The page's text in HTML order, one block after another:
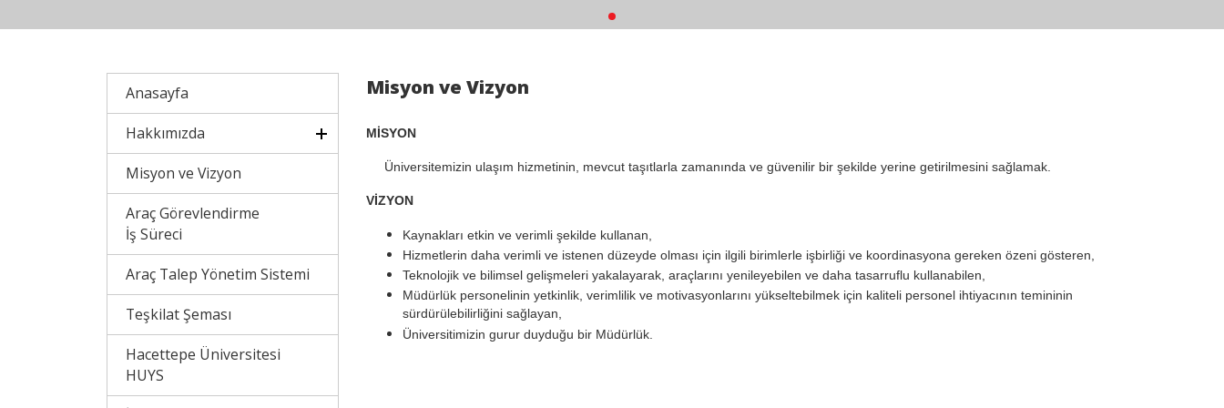
Anasayfa
Hakkımızda
Misyon ve Vizyon
Araç Görevlendirme
İş Süreci
Araç Talep Yönetim Sistemi
Teşkilat Şeması
Hacettepe Üniversitesi
HUYS
Misyon ve Vizyon
MİSYON
Üniversitemizin ulaşım hizmetinin, mevcut taşıtlarla zamanında ve güvenilir bir şekilde yerine getirilmesini sağlamak.
VİZYON
Kaynakları etkin ve verimli şekilde kullanan,
Hizmetlerin daha verimli ve istenen düzeyde olması için ilgili birimlerle işbirliği ve koordinasyona gereken özeni gösteren,
Teknolojik ve bilimsel gelişmeleri yakalayarak, araçlarını yenileyebilen ve daha tasarruflu kullanabilen,
Müdürlük personelinin yetkinlik, verimlilik ve motivasyonlarını yükseltebilmek için kaliteli personel ihtiyacının temininin
sürdürülebilirliğini sağlayan,
Üniversitimizin gurur duyduğu bir Müdürlük.